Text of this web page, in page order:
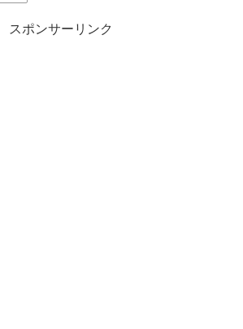
スポンサーリンク